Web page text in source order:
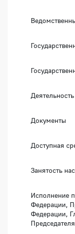
Деятельность
Документы
Доступная
Занятость
Исполнение
Федерации,
Федерации,